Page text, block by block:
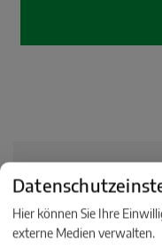
Art
Hier können Sie Ihre
externe Medien verwalten.